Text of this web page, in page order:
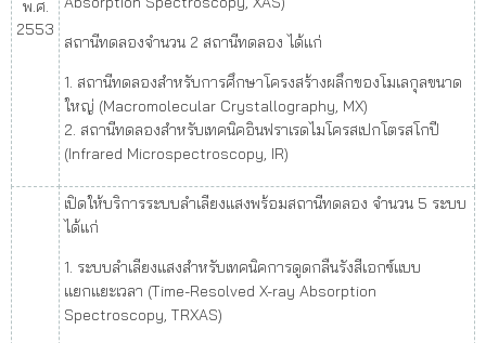
พ.ศ.
2553
สถานีทดลองจำนวน 2 สถานีทดลอง ได้แก่
1. สถานีทดลองสำหรับการศึกษาโครงสร้างผลึกของโมเลกุลขนาด
ใหญ่ (Macromolecular Crystallography, MX)
2. สถานีทดลองสำหรับเทคนิคอินฟราเรดไมโครสเปกโตรสโกปี
(Infrared Microspectroscopy, IR)
เปิดให้บริการระบบลำเลียงแสงพร้อมสถานีทดลอง จำนวน 5 ระบบ
ได้แก่
1. ระบบลำเลียงแสงสำหรับเทคนิคการดูดกลืนรังสีเอกซ์แบบ
แยกแยะเวลา (Time-Resolved X-ray Absorption
Spectroscopy, TRXAS)